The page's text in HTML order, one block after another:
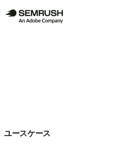
ユースケース